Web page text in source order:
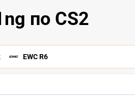
по CS2
EWC R6